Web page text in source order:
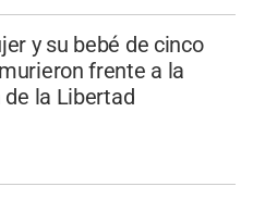
y su bebé de cinco
frente a la
de la Libertad